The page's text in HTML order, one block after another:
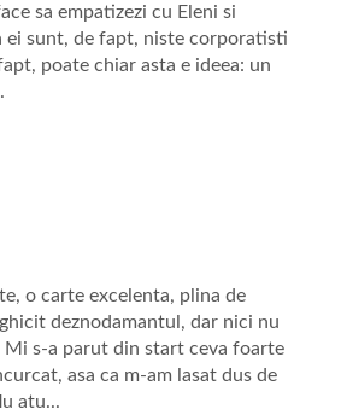
sa empatizezi cu Eleni si
ei sunt, de fapt, niste corporatisti
poate chiar asta e ideea: un
o carte excelenta, plina de
deznodamantul, dar nici nu
Mi s-a parut din start ceva foarte
asa ca m-am lasat dus de
atu...